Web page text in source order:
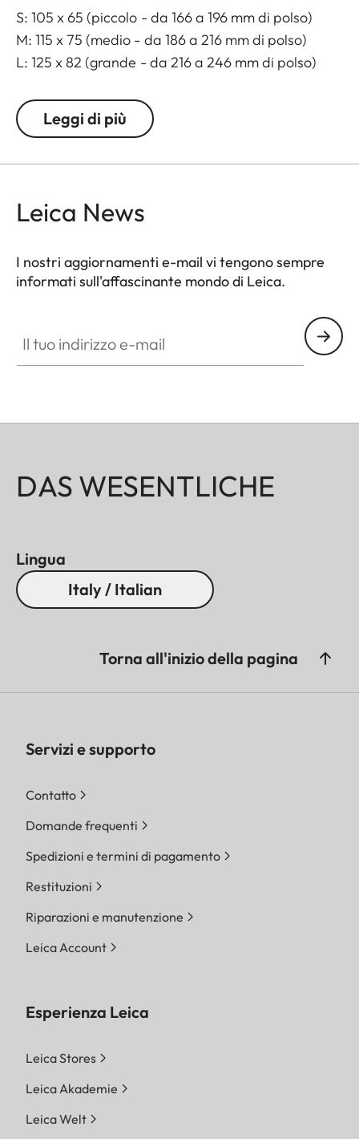
S: 105 x 65 (piccolo - da 166 a 196 mm di polso)
M: 115 x 75 (medio - da 186 a 216 mm di polso)
L: 125 x 82 (grande - da 216 a 246 mm di polso)
Leggi di più
Leica News
I nostri aggiornamenti e-mail vi tengono sempre
informati sull'affascinante mondo di Leica.
DAS WESENTLICHE
Lingua
Italy / Italian
Torna all'inizio della pagina
Servizi e supporto
Contatto
Domande frequenti
Spedizioni e termini di pagamento
Restituzioni
Riparazioni e manutenzione
Leica Account
Esperienza Leica
Leica Stores
Leica Akademie
Leica Welt